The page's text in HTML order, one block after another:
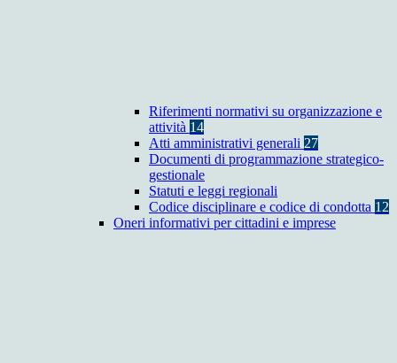
Riferimenti normativi su organizzazione e
attività 14
Atti amministrativi generali 27
Documenti di programmazione strategico-
gestionale
Statuti e leggi regionali
Codice disciplinare e codice di condotta 12
Oneri informativi per cittadini e imprese